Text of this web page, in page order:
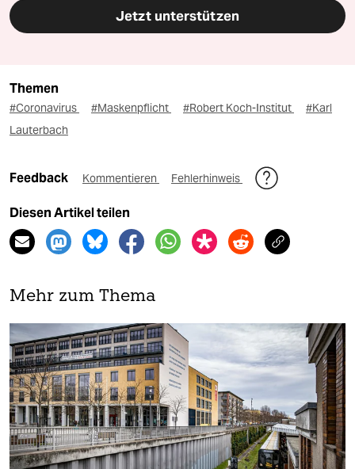
Jetzt unterstützen
Themen
#Coronavirus #Maskenpflicht #Robert Koch-Institut
#Karl
Lauterbach
Feedback Kommentieren Fehlerhinweis
Diesen Artikel teilen
Mehr zum Thema